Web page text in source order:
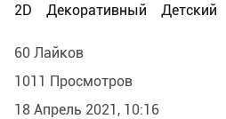
2D
Декоративный Детский
60 Лайков
1011 Просмотров
18 Апрель 2021, 10:16